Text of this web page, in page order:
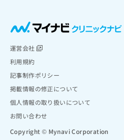
運営会社
利用規約
記事制作ポリシー
掲載情報の修正について
個人情報の取り扱いについて
お問い合わせ
Copyright © Mynavi Corporation